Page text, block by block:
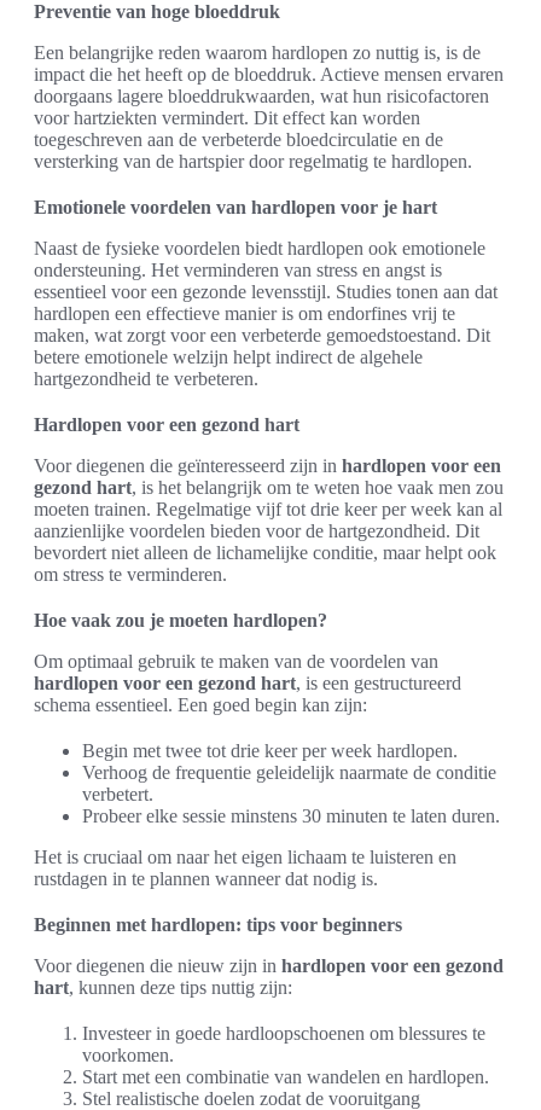
Preventie van hoge bloeddruk
Een belangrijke reden waarom hardlopen zo nuttig is, is de
impact die het heeft op de bloeddruk. Actieve mensen ervaren
doorgaans lagere bloeddrukwaarden, wat hun risicofactoren
voor hartziekten vermindert. Dit effect kan worden
toegeschreven aan de verbeterde bloedcirculatie en de
versterking van de hartspier door regelmatig te hardlopen.
Emotionele voordelen van hardlopen voor je hart
Naast de fysieke voordelen biedt hardlopen ook emotionele
ondersteuning. Het verminderen van stress en angst is
essentieel voor een gezonde levensstijl. Studies tonen aan dat
hardlopen een effectieve manier is om endorfines vrij te
maken, wat zorgt voor een verbeterde gemoedstoestand. Dit
betere emotionele welzijn helpt indirect de algehele
hartgezondheid te verbeteren.
Hardlopen voor een gezond hart
Voor diegenen die geïnteresseerd zijn in hardlopen voor een
gezond hart, is het belangrijk om te weten hoe vaak men zou
moeten trainen. Regelmatige vijf tot drie keer per week kan al
aanzienlijke voordelen bieden voor de hartgezondheid. Dit
bevordert niet alleen de lichamelijke conditie, maar helpt ook
om stress te verminderen.
Hoe vaak zou je moeten hardlopen?
Om optimaal gebruik te maken van de voordelen van
hardlopen voor een gezond hart, is een gestructureerd
schema essentieel. Een goed begin kan zijn:
Begin met twee tot drie keer per week hardlopen.
Verhoog de frequentie geleidelijk naarmate de conditie
verbetert.
Probeer elke sessie minstens 30 minuten te laten duren.
Het is cruciaal om naar het eigen lichaam te luisteren en
rustdagen in te plannen wanneer dat nodig is.
Beginnen met hardlopen: tips voor beginners
Voor diegenen die nieuw zijn in hardlopen voor een gezond
hart, kunnen deze tips nuttig zijn:
Investeer in goede hardloopschoenen om blessures te
voorkomen.
Start met een combinatie van wandelen en hardlopen.
Stel realistische doelen zodat de vooruitgang